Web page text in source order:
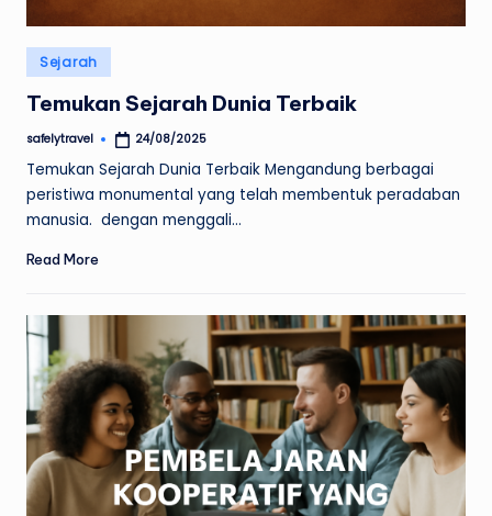
Posted
in
Sejarah
Temukan Sejarah Dunia Terbaik
Posted
safelytravel 24/08/2025
Temukan Sejarah Dunia Terbaik Mengandung berbagai
peristiwa monumental yang telah membentuk peradaban
manusia. dengan menggali…
Read More